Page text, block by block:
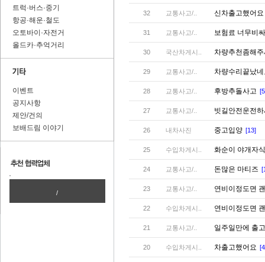
트럭·버스·중기
항공·해운·철도
오토바이·자전거
올드카·추억거리
이벤트
공지사항
제안/건의
보배드림 이야기
/
32 교통사고/.. 신차출고했어요
31 교통사고/.. 보험료 너무비
30 국산차게시.. 차량추천좀해
29 교통사고/.. 차량수리끝났
28 교통사고/.. 후방추돌사고
27 교통사고/.. 빗길안전운전
26 내차사진 중고입양 [13]
25 수입차게시.. 화순이 야개자
24 교통사고/.. 돈많은 마티즈
23 교통사고/.. 연비이정도면
22 수입차게시.. 연비이정도면
21 교통사고/.. 일주일만에 출
20 수입차게시.. 차출고했어요